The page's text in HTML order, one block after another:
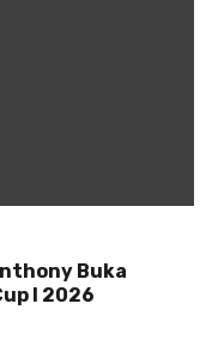
Buka
I 2026